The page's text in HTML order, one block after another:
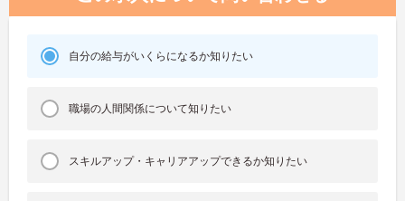
自分の給与がいくらになるか知りたい
職場の人間関係について知りたい
スキルアップ・キャリアアップできるか知りたい